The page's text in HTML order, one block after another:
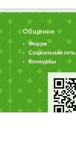
Общение
Форум
Социальная сеть
Конкурсы